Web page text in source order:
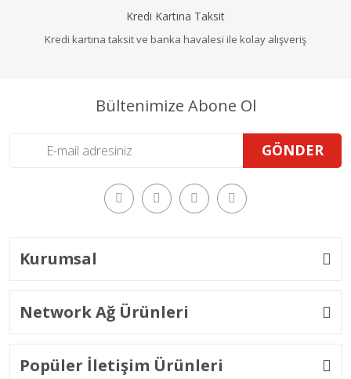
Kredi Kartına Taksit
Kredi kartına taksit ve banka havalesi ile kolay alışveriş
Bültenimize Abone Ol
GÖNDER
Kurumsal
Network Ağ Ürünleri
Popüler İletişim Ürünleri